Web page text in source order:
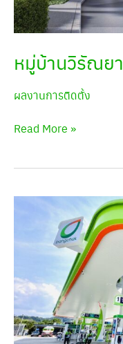
หมู่บ้านวิรัณยา
ผลงานการติดตั้ง
Read More »
บางจาก